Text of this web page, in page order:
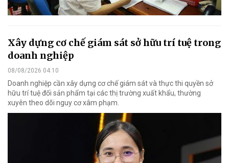
Xây dựng cơ chế giám sát sở hữu trí tuệ trong
doanh nghiệp
08/08/2026 04:10
Doanh nghiệp cần xây dựng cơ chế giám sát và thực thi quyền sở
hữu trí tuệ đối sản phẩm tại các thị trường xuất khẩu, thường
xuyên theo dõi nguy cơ xâm phạm.